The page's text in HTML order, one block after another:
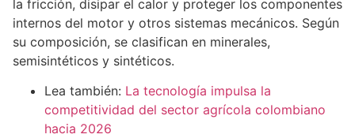
la fricción, disipar el calor y proteger los componentes
internos del motor y otros sistemas mecánicos. Según
su composición, se clasifican en minerales,
semisintéticos y sintéticos.
Lea también: La tecnología impulsa la
competitividad del sector agrícola colombiano
hacia 2026